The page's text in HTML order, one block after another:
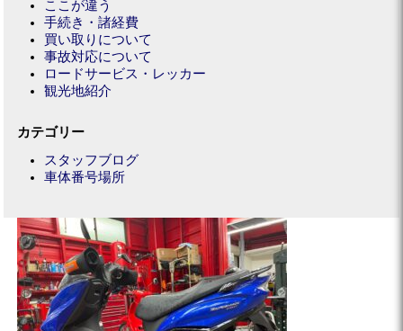
ここが違う
手続き・諸経費
買い取りについて
事故対応について
ロードサービス・レッカー
観光地紹介
カテゴリー
スタッフブログ
車体番号場所